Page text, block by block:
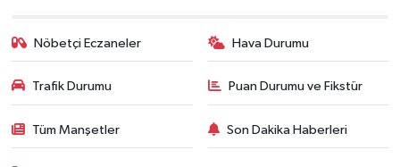
Nöbetçi Eczaneler Hava Durumu
Trafik Durumu Puan Durumu ve Fikstür
Tüm Manşetler Son Dakika Haberleri